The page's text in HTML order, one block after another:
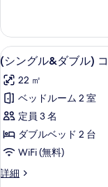
禁
煙
室
の
す
べ
て
の
写
用
禁
煙
室
の
詳
細
コ
ネ
ク
テ
ィ
ン
グ
2
名
&
シ
ン
グ
ル)
コ
ネ
ク
テ
ィ
ン
グ
(シ
ン
グ
ル
&
ダ
ブ
ル)
13
(シングル&ダブル)
22 ㎡
ベッドルーム 2 室
定員 3 名
ダブルベッド 2 台
WiFi (無料)
詳細
(シ